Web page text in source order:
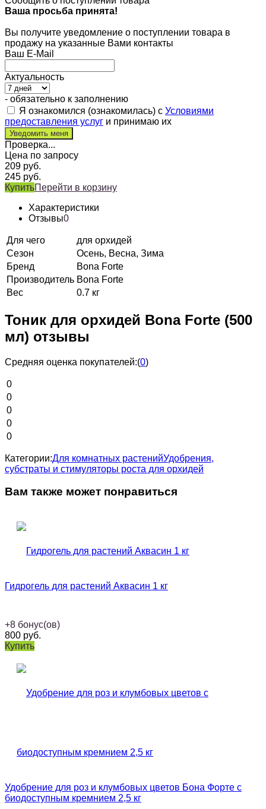
Ваша просьба принята!
Вы получите уведомление о поступлении товара в
продажу на указанные Вами контакты
Ваш E-Mail
Актуальность
- обязательно к заполнению
Я ознакомился (ознакомилась) с Условиями
предоставления услуг и принимаю их
Проверка...
Цена по запросу
209 руб.
245 руб.
КупитьПерейти в корзину
Характеристики
Отзывы0
Для чего
для орхидей
Сезон
Осень, Весна, Зима
Бренд
Bona Forte
Производитель Bona Forte
Вес
0.7 кг
Тоник для орхидей Bona Forte (500
мл) отзывы
Средняя оценка покупателей:(0)
0
0
0
0
0
Категории:Для комнатных растенийУдобрения,
субстраты и стимуляторы роста для орхидей
Вам также может понравиться
Гидрогель для растений Аквасин 1 кг
+8 бонус(ов)
800 руб.
Купить
Удобрение для роз и клумбовых цветов Бона Форте с
биодоступным кремнием 2,5 кг